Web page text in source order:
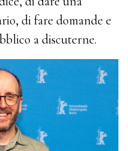
di fare domande e
a discuterne.